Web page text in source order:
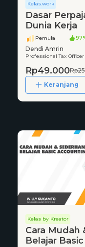
Kelas.work
Dasar
Dunia Kerja
Pemula
Dendi Amrin
Professional Tax Officer
Rp49.000
Keranjang
Kelas by Kreator
Cara Mudah
Belajar